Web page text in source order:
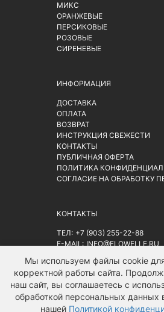
МИКС
ОРАНЖЕВЫЕ
ПЕРСИКОВЫЕ
РОЗОВЫЕ
СИРЕНЕВЫЕ
ИНФОРМАЦИЯ
ДОСТАВКА
ОПЛАТА
ВОЗВРАТ
ИНСТРУКЦИЯ СВЕЖЕСТИ
КОНТАКТЫ
ПУБЛИЧНАЯ ОФЕРТА
ПОЛИТИКА
СОГЛАСИЕ НА ОБРАБОТКУ
КОНТАКТЫ
ТЕЛ: +7 (903) 255-22-88
E-MAIL: INFO@FLOWELLE.RU
Мы используем файлы cookie
корректной работы сайта.
наш сайт, вы соглашаетесь с
обработкой персональных данных
нашей Политикой